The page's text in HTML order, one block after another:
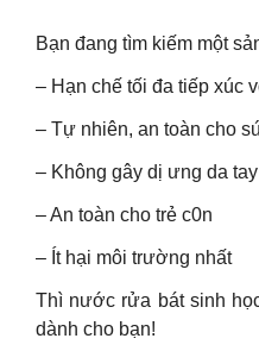
Bạn đang tìm kiếm một
– Hạn chế tối đa tiếp xúc
– Tự nhiên, an toàn cho
– Không gây dị ưng da tay
– An toàn cho trẻ c0n
– Ít hại môi trường nhất
Thì nước rửa bát sinh
dành cho bạn!